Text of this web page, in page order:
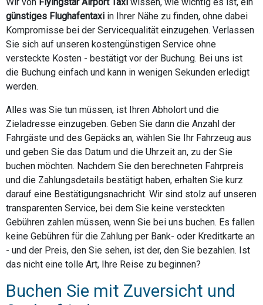
günstiges Flughafentaxi in Ihrer Nähe zu finden, ohne dabei
Kompromisse bei der Servicequalität einzugehen. Verlassen
Sie sich auf unseren kostengünstigen Service ohne
versteckte Kosten - bestätigt vor der Buchung. Bei uns ist
die Buchung einfach und kann in wenigen Sekunden erledigt
werden.
Alles was Sie tun müssen, ist Ihren Abholort und die
Zieladresse einzugeben. Geben Sie dann die Anzahl der
Fahrgäste und des Gepäcks an, wählen Sie Ihr Fahrzeug aus
und geben Sie das Datum und die Uhrzeit an, zu der Sie
buchen möchten. Nachdem Sie den berechneten Fahrpreis
und die Zahlungsdetails bestätigt haben, erhalten Sie kurz
darauf eine Bestätigungsnachricht. Wir sind stolz auf unseren
transparenten Service, bei dem Sie keine versteckten
Gebühren zahlen müssen, wenn Sie bei uns buchen. Es fallen
keine Gebühren für die Zahlung per Bank- oder Kreditkarte an
- und der Preis, den Sie sehen, ist der, den Sie bezahlen. Ist
das nicht eine tolle Art, Ihre Reise zu beginnen?
Buchen Sie mit Zuversicht und